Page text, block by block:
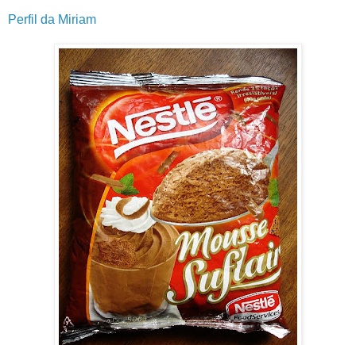
Perfil da Miriam